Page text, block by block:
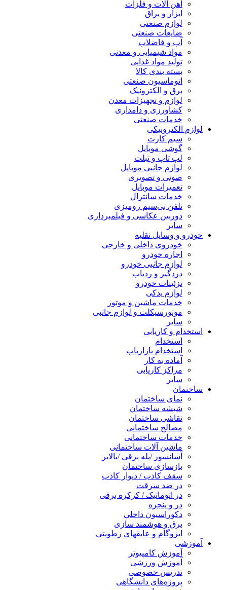
آهن آلات و فلزات
ابزار و یراق
لوازم صنعتی
ضایعات صنعتی
آب و فاضلاب
مواد شیمیایی و معدنی
تولید مواد غذایی
بسته بندی کالا
اتوماسیون صنعتی
برق و الکترونیک
لوازم و تجهیزات معدن
کشاورزی و دامداری
خدمات صنعتی
لوازم الکترونیکی
سیم کارت
گوشی موبایل
لپ تاپ و تبلت
لوازم جانبی موبایل
صوتی و تصویری
تعمیرات موبایل
خدمات سانترال
تلفن بی‌سیم رومیزی
دوربین عکاسی و فیلمبرداری
سایر
خودرو و وسایل نقلیه
خودروی داخلی و خارجی
اجاره خودرو
لوازم جانبی خودرو
دزدگیر و ردیاب
تزئینات خودرو
لوازم یدکی
خدمات ماشین و موتور
موتورسیکلت و لوازم جانبی
سایر
استخدام و کاریابی
استخدام
استخدام بازاریاب
آماده به کار
مراکز کاریابی
سایر
ساختمان
نمای ساختمان
شیشه ساختمان
نقاشی ساختمان
مصالح ساختمانی
خدمات ساختمانی
ماشین آلات ساختمانی
آسانسور /پله برقی /بالابر
بازسازی ساختمان
سقف کاذب / دیوار کاذب
در ضد سرقت
در اتوماتیک / کرکره برقی
در و پنجره
دکوراسیون داخلی
برق و هوشمند سازی
ایزوگام و عایقهای رطوبتی
آموزشی
آموزش کامپیوتر
آموزش ورزشی
تدریس خصوصی
پروژه‌های دانشگاهی